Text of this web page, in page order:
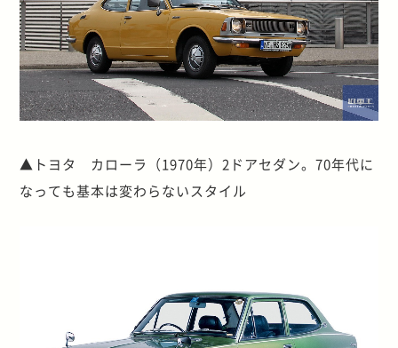
▲トヨタ カローラ（1970年）2ドアセダン。70年代に
なっても基本は変わらないスタイル